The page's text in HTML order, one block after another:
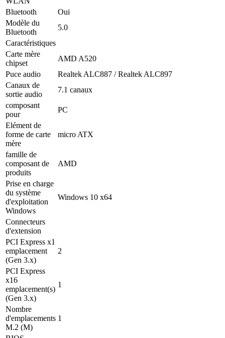
Bluetooth
Oui
Modèle du
Bluetooth
5.0
Caractéristiques
Carte mère
chipset
AMD A520
Puce audio
Realtek ALC887 / Realtek ALC897
Canaux de
sortie audio
7.1 canaux
composant
pour
PC
Elément de
forme de carte
mère
micro ATX
famille de
composant de
produits
AMD
Prise en charge
du système
d'exploitation
Windows
Windows 10 x64
Connecteurs
d'extension
PCI Express x1
emplacement
(Gen 3.x)
2
PCI Express
x16
emplacement(s)
(Gen 3.x)
1
Nombre
d'emplacements
M.2 (M)
1